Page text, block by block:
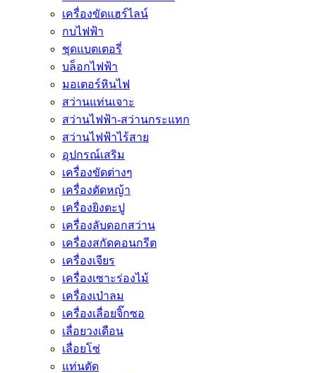
เครื่องขัดแฮร์ไลน์
กบไฟฟ้า
ชุดแบตเตอรี่
บล็อกไฟฟ้า
มอเตอร์หินไฟ
สว่านแท่นเจาะ
สว่านไฟฟ้า-สว่านกระแทก
สว่านไฟฟ้าไร้สาย
อุปกรณ์เสริม
เครื่องขัดต่างๆ
เครื่องตัดหญ้า
เครื่องยิงตะปู
เครื่องลับดอกสว่าน
เครื่องสกัดคอนกรีต
เครื่องเจียร
เครื่องเซาะร่องไม้
เครื่องเป่าลม
เครื่องเลื่อยจิ๊กซอ
เลื่อยวงเดือน
เลื่อยโซ่
แท่นตัด